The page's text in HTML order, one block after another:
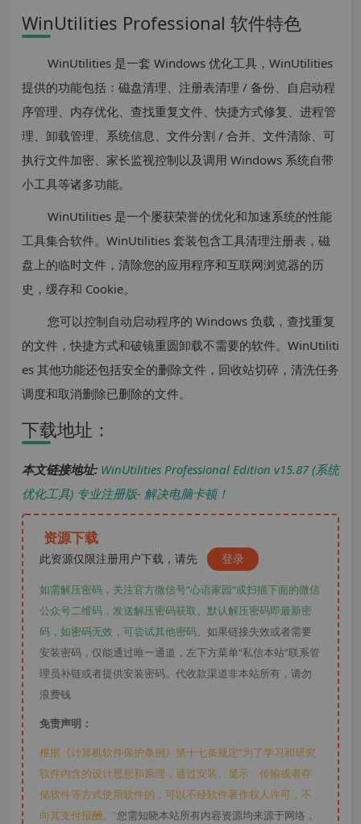
WinUtilities Professional 软件特色
WinUtilities 是一套 Windows 优化工具，WinUtilities
提供的功能包括：磁盘清理、注册表清理 / 备份、自启动程
序管理、内存优化、查找重复文件、快捷方式修复、进程管
理、卸载管理、系统信息、文件分割 / 合并、文件清除、可
执行文件加密、家长监视控制以及调用 Windows 系统自带
小工具等诸多功能。
WinUtilities 是一个屡获荣誉的优化和加速系统的性能
工具集合软件。WinUtilities 套装包含工具清理注册表，磁
盘上的临时文件，清除您的应用程序和互联网浏览器的历
史，缓存和 Cookie。
您可以控制自动启动程序的 Windows 负载，查找重复
的文件，快捷方式和破镜重圆卸载不需要的软件。WinUtiliti
es 其他功能还包括安全的删除文件，回收站切碎，清洗任务
调度和取消删除已删除的文件。
下载地址：
本文链接地址: WinUtilities Professional Edition v15.87 (系统
优化工具) 专业注册版- 解决电脑卡顿！
资源下载
此资源仅限注册用户下载，请先 登录
如需解压密码，关注官方微信号“心语家园“或扫描下面的微信
公众号二维码，发送解压密码获取。默认解压密码即最新密
码，如密码无效，可尝试其他密码。 如果链接失效或者需要
安装密码，仅能通过唯一通道，左下方菜单“私信本站”联系管
理员补链或者提供安装密码。代收款渠道非本站所有，请勿
浪费钱
免责声明：
根据《计算机软件保护条例》第十七条规定“为了学习和研究
软件内含的设计思想和原理，通过安装、显示、传输或者存
储软件等方式使用软件的，可以不经软件著作权人许可，不
向其支付报酬。”您需知晓本站所有内容资源均来源于网络，